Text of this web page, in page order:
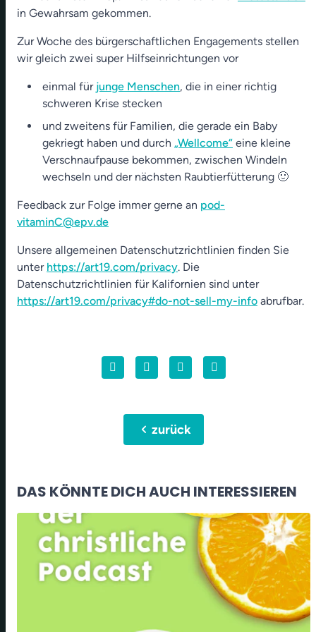
00:00
in Gewahrsam gekommen.
Zur Woche des bürgerschaftlichen Engagements stellen
wir gleich zwei super Hilfseinrichtungen vor
einmal für junge Menschen, die in einer richtig
schweren Krise stecken
und zweitens für Familien, die gerade ein Baby
gekriegt haben und durch „Wellcome“ eine kleine
Verschnaufpause bekommen, zwischen Windeln
wechseln und der nächsten Raubtierfütterung 🙂
Feedback zur Folge immer gerne an pod-
vitaminC@epv.de
Unsere allgemeinen Datenschutzrichtlinien finden Sie
unter https://art19.com/privacy. Die
Datenschutzrichtlinien für Kalifornien sind unter
https://art19.com/privacy#do-not-sell-my-info abrufbar.
chevron_leftzurück
DAS KÖNNTE DICH AUCH INTERESSIEREN